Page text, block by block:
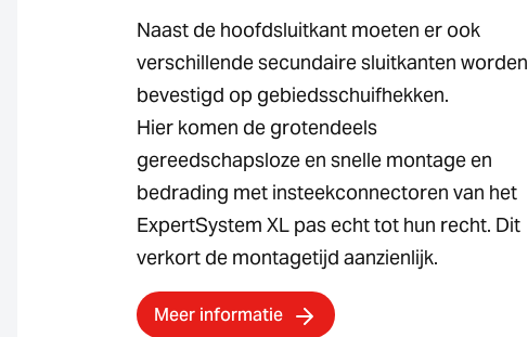
Naast de hoofdsluitkant moeten er ook
verschillende secundaire sluitkanten worden
bevestigd op gebiedsschuifhekken.
Hier komen de grotendeels
gereedschapsloze en snelle montage en
bedrading met insteekconnectoren van het
ExpertSystem XL pas echt tot hun recht. Dit
verkort de montagetijd aanzienlijk.
Meer informatie